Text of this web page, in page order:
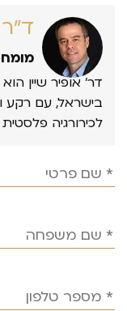
ד״ר
דר’ אופיר שיין
בישראל, עם רקע
לכירורגיה